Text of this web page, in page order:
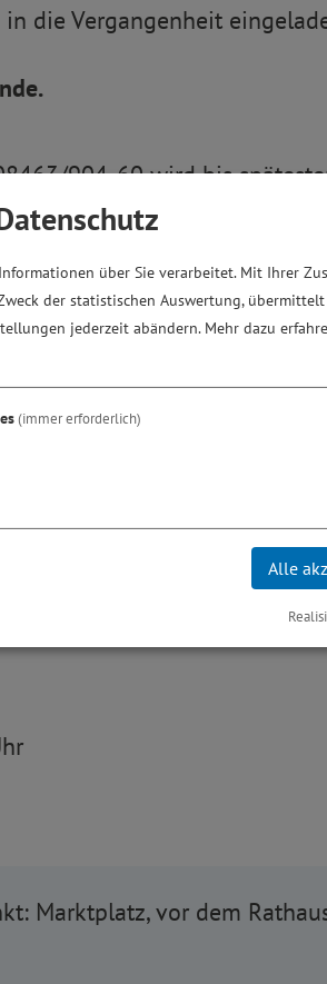
die Vergangenheit
904-60 wird bis
beträgt 5,00 € pro
dauert ca. 90 Minuten.
Marktplatz, vor dem
über Sie verarbeitet. Mit Ihrer
der statistischen Auswertung, übermittelt
jederzeit abändern. Mehr dazu
(immer erforderlich)
Alle